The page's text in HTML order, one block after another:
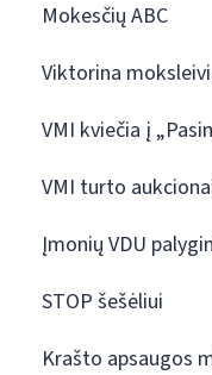
Mokesčių ABC
Viktorina
VMI kviečia į
VMI turto
Įmonių VDU
STOP šešėliui
Krašto apsaugos